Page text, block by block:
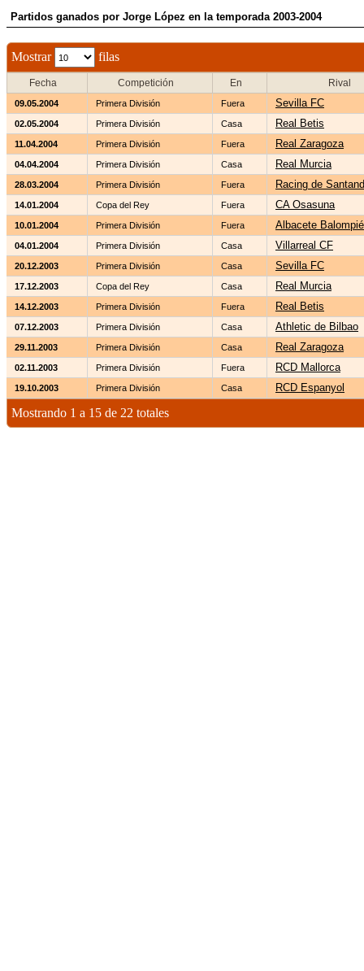
Partidos ganados por Jorge López en la temporada 2003-2004
Mostrar filas
Fecha Competición En Rival
09.05.2004 Primera División Fuera Sevilla FC
02.05.2004 Primera División Casa Real Betis
11.04.2004 Primera División Fuera Real Zaragoza
04.04.2004 Primera División Casa Real Murcia
28.03.2004 Primera División Fuera Racing de
14.01.2004 Copa del Rey Fuera CA Osasuna
10.01.2004 Primera División Fuera Albacete Balompié
04.01.2004 Primera División Casa Villarreal CF
20.12.2003 Primera División Casa Sevilla FC
17.12.2003 Copa del Rey Casa Real Murcia
14.12.2003 Primera División Fuera Real Betis
07.12.2003 Primera División Casa Athletic de Bilbao
29.11.2003 Primera División Casa Real Zaragoza
02.11.2003 Primera División Fuera RCD Mallorca
19.10.2003 Primera División Casa RCD Espanyol
Mostrando 1 a 15 de 22 totales